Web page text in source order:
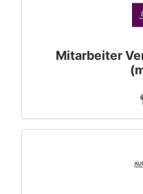
Mitarbeiter